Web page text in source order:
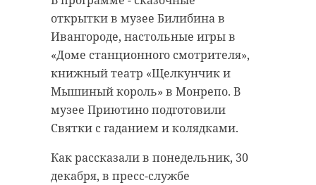
открытки в музее Билибина в
Ивангороде, настольные игры в
«Доме станционного смотрителя»,
книжный театр «Щелкунчик и
Мышиный король» в Монрепо. В
музее Приютино подготовили
Святки с гаданием и колядками.
Как рассказали в понедельник, 30
декабря, в пресс-службе
Поделиться статьей: